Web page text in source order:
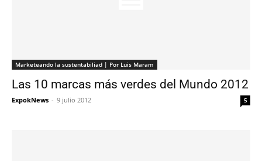
Marketeando la sustentabiliad | Por Luis Maram
Las 10 marcas más verdes del Mundo 2012
ExpokNews - 9 julio 2012 5